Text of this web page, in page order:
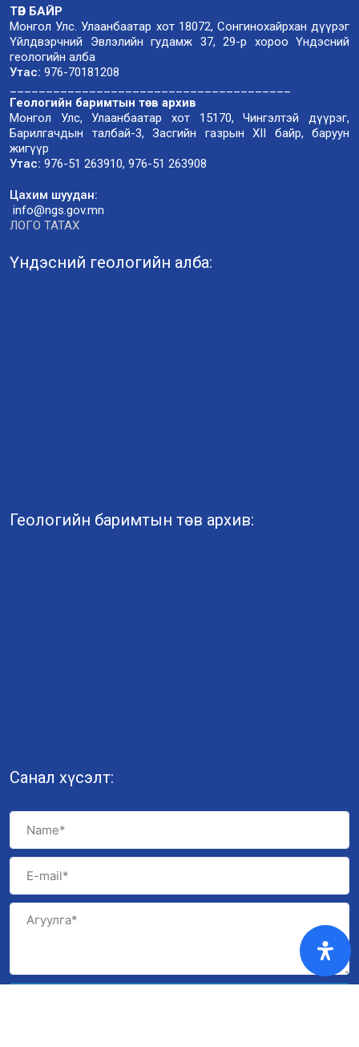
ТӨВ БАЙР
Монгол Улс. Улаанбаатар хот 18072, Сонгинохайрхан дүүрэг
Үйлдвэрчний Эвлэлийн гудамж 37, 29-р хороо Үндэсний
геологийн алба
Утас: 976-70181208
Геологийн баримтын төв архив
Монгол Улс, Улаанбаатар хот 15170, Чингэлтэй дүүрэг,
Барилгачдын талбай-3, Засгийн газрын XII байр, баруун
жигүүр
Утас: 976-51 263910, 976-51 263908
Цахим шуудан:
info@ngs.gov.mn
ЛОГО ТАТАХ
Үндэсний геологийн алба:
Геологийн баримтын төв архив:
Санал хүсэлт: